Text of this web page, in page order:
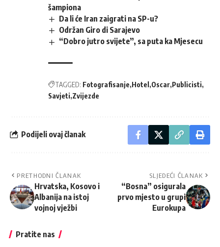
šampiona
Da li će Iran zaigrati na SP-u?
Održan Giro di Sarajevo
“Dobro jutro svijete”, sa puta ka Mjesecu
TAGGED: Fotografisanje Hotel Oscar Publicisti
Savjeti Zvijezde
Podijeli ovaj članak
PRETHODNI ČLANAK
Hrvatska, Kosovo i
Albanija na istoj
vojnoj vježbi
SLJEDEĆI ČLANAK
“Bosna” osigurala
prvo mjesto u grupi
Eurokupa
Pratite nas